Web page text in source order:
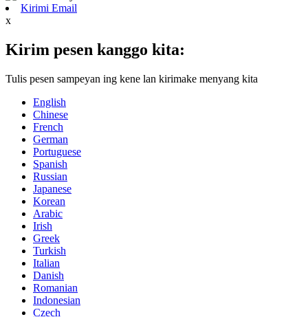
Kirimi Email
x
Kirim pesen kanggo kita:
Tulis pesen sampeyan ing kene lan kirimake menyang kita
English
Chinese
French
German
Portuguese
Spanish
Russian
Japanese
Korean
Arabic
Irish
Greek
Turkish
Italian
Danish
Romanian
Indonesian
Czech